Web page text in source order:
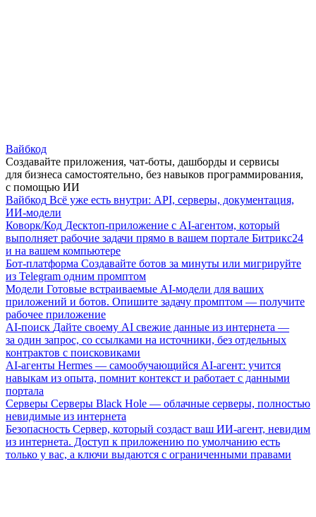
Вайбкод
Создавайте приложения, чат-боты, дашборды и сервисы
для бизнеса самостоятельно, без навыков программирования,
с помощью ИИ
Вайбкод Всё уже есть внутри: API, серверы, документация,
ИИ-модели
Коворк/Код Десктоп-приложение с AI-агентом, который
выполняет рабочие задачи прямо в вашем портале Битрикс24
и на вашем компьютере
Бот-платформа Создавайте ботов за минуты или мигрируйте
из Telegram одним промптом
Модели Готовые встраиваемые AI-модели для ваших
приложений и ботов. Опишите задачу промптом — получите
рабочее приложение
AI-поиск Дайте своему AI свежие данные из интернета —
за один запрос, со ссылками на источники, без отдельных
контрактов с поисковиками
AI-агенты Hermes — самообучающийся AI-агент: учится
навыкам из опыта, помнит контекст и работает с данными
портала
Серверы Серверы Black Hole — облачные серверы, полностью
невидимые из интернета
Безопасность Сервер, который создаст ваш ИИ-агент, невидим
из интернета. Доступ к приложению по умолчанию есть
только у вас, а ключи выдаются с ограниченными правами